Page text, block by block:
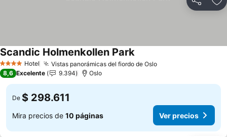
Compartir
4 EstrellasHotel Vistas panorámicas del fiordo de Oslo
Scandic Holmenkollen Park
8,6 Excelente 9.394 Oslo
De $ 298.611
Mira precios de 10 páginas Ver precios